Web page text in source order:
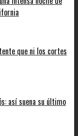
que ni los cortes
así suena su último